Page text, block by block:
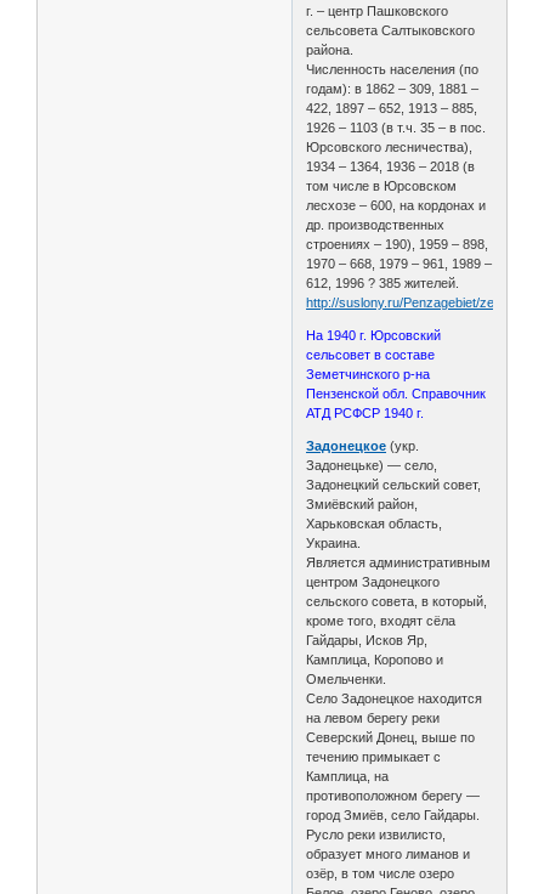
г. – центр Пашковского
сельсовета Салтыковского
района.
Численность населения (по
годам): в 1862 – 309, 1881 –
422, 1897 – 652, 1913 – 885,
1926 – 1103 (в т.ч. 35 – в пос.
Юрсовского лесничества),
1934 – 1364, 1936 – 2018 (в
том числе в Юрсовском
лесхозе – 600, на кордонах и
др. производственных
строениях – 190), 1959 – 898,
1970 – 668, 1979 – 961, 1989 –
612, 1996 ? 385 жителей.
http://suslony.ru/Penzagebiet/
На 1940 г. Юрсовский
сельсовет в составе
Земетчинского р-на
Пензенской обл. Справочник
АТД РСФСР 1940 г.
Задонецкое (укр.
Задонецьке) — село,
Задонецкий сельский совет,
Змиёвский район,
Харьковская область,
Украина.
Является административным
центром Задонецкого
сельского совета, в который,
кроме того, входят сёла
Гайдары, Исков Яр,
Камплица, Коропово и
Омельченки.
Село Задонецкое находится
на левом берегу реки
Северский Донец, выше по
течению примыкает с
Камплица, на
противоположном берегу —
город Змиёв, село Гайдары.
Русло реки извилисто,
образует много лиманов и
озёр, в том числе озеро